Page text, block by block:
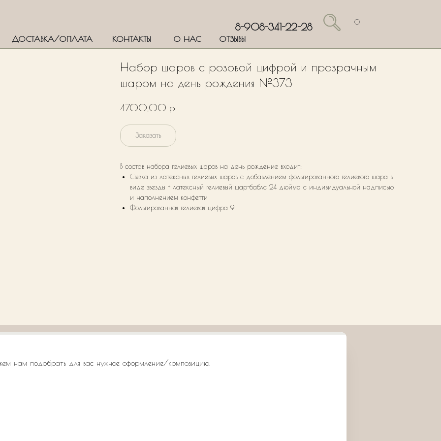
8-908-341-22-28
ДОСТАВКА/ОПЛАТА КОНТАКТЫ О НАС ОТЗЫВЫ
0
Набор шаров с розовой цифрой и прозрачным
шаром на день рождения №373
4700,00 р.
Заказать
В состав набора гелиевых шаров на день рождение входит:
Связка из латексных гелиевых шаров с добавлением фольгированного гелиевого шара в
виде звезды + латексный гелиевый шар-баблс 24 дюйма с индивидуальной надписью
и наполнением конфетти
Фольгированная гелиевая цифра 9
нам подобрать для вас нужное оформление/композицию.